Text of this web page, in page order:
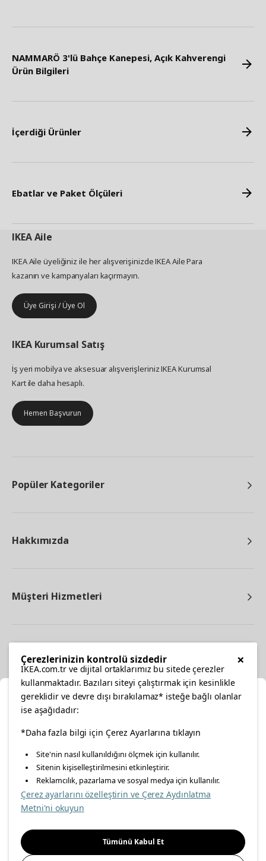
NAMMARÖ 3'lü Bahçe Kanepesi, Açık Kahverengi
Ürün Bilgileri
İçerdiği Ürünler
Ebatlar ve Paket Ölçüleri
IKEAAile
IKEA Aile üyeliğiniz ile her alışverişinizde IKEA Aile Para
kazanın ve kampanyaları kaçırmayın.
Üye Girişi / Üye Ol
IKEA Kurumsal Satış
İş yeri mobilya ve aksesuar alışverişleriniz IKEA Kurumsal
Kart ile daha hesaplı.
Hemen Başvurun
Popüler Kategoriler
Hakkımızda
Müşteri Hizmetleri
facebooktwitterinstagrampinterestyoutube
linkedin
Enerji Politikası Bilgi Güvenliği Politikası
Gıda Güvenliği Politikası
Önemli Bilgilendirme İnternet Sitesi Gizlilik Politikası
Konumunuzu Seçin
İnternetten vereceğiniz siparişlerinizde size özel hizmet ve
içerikleri görebilmek için lütfen konumuzu seçin.
İl seçiniz
Seçiniz
×
Çerezlerinizin kontrolü sizdedir
IKEA.com.tr ve dijital ortaklarımız bu sitede çerezler
kullanmaktadır. Bazıları siteyi çalıştırmak için kesinlikle
gereklidir ve devre dışı bırakılamaz* isteğe bağlı olanlar
ise aşağıdadır:
*Daha fazla bilgi için Çerez Ayarlarına tıklayın
Site'nin nasıl kullanıldığını ölçmek için kullanılır.
Sitenin kişiselleştirilmesini etkinleştirir.
Reklamcılık, pazarlama ve sosyal medya için kullanılır.
Çerez ayarlarını özelleştirin ve Çerez Aydınlatma
Metni'ni okuyun
Tümünü Kabul Et